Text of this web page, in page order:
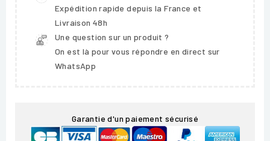
Expédition rapide depuis la France et
Livraison 48h
Une question sur un produit ?
On est là pour vous répondre en direct sur
WhatsApp
Garantie d'un paiement sécurisé